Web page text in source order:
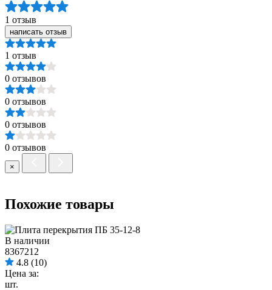
1 отзыв
написать отзыв
1 отзыв
0 отзывов
0 отзывов
0 отзывов
0 отзывов
×
Похожие товары
В наличии
8367212
4.8 (10)
Цена за:
шт.